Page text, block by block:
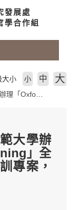
大小 小 中 大
大學辦
」全
專案，
發展處
學合作組